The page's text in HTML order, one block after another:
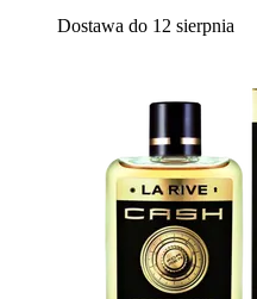
Dostawa do 12 sierpnia